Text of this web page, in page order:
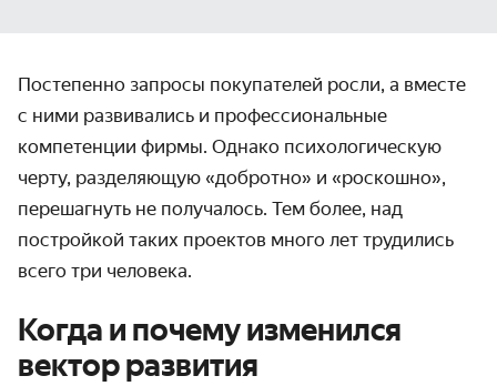
Постепенно запросы покупателей росли, а вместе
с ними развивались и профессиональные
компетенции фирмы. Однако психологическую
черту, разделяющую «добротно» и «роскошно»,
перешагнуть не получалось. Тем более, над
постройкой таких проектов много лет трудились
всего три человека.
Когда и почему изменился
вектор развития